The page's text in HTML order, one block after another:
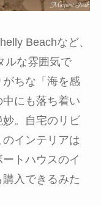
Beachなど、
ルな雰囲気で
ちな「海を感
にも落ち着い
。自宅のリビ
インテリアは
トハウスのイ
購入できるみた